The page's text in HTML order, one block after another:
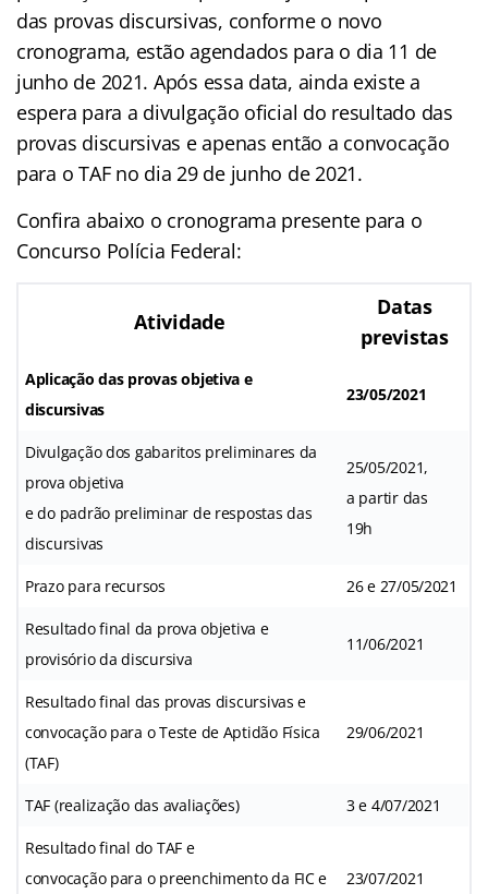
das provas discursivas, conforme o novo
cronograma, estão agendados para o dia 11 de
junho de 2021. Após essa data, ainda existe a
espera para a divulgação oficial do resultado das
provas discursivas e apenas então a convocação
para o TAF no dia 29 de junho de 2021.
Confira abaixo o cronograma presente para o
Concurso Polícia Federal:
Atividade
Datas
previstas
Aplicação das provas objetiva e
discursivas
23/05/2021
Divulgação dos gabaritos preliminares da
prova objetiva
e do padrão preliminar de respostas das
discursivas
25/05/2021,
a partir das
19h
Prazo para recursos 26 e 27/05/2021
Resultado final da prova objetiva e
provisório da discursiva
11/06/2021
Resultado final das provas discursivas e
convocação para o Teste de Aptidão Física
(TAF)
29/06/2021
TAF (realização das avaliações) 3 e 4/07/2021
Resultado final do TAF e
convocação para o preenchimento da FIC e
23/07/2021